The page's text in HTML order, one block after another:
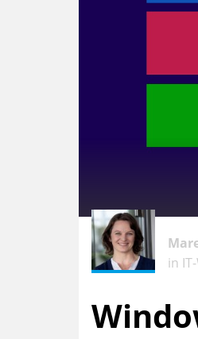
in